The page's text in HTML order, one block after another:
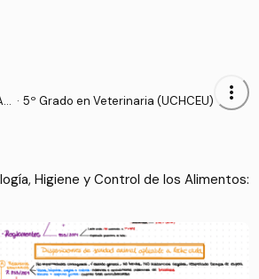
· 5º Grado en Veterinaria (UCHCEU) more_vert
Higiene y Control de los Alimentos: